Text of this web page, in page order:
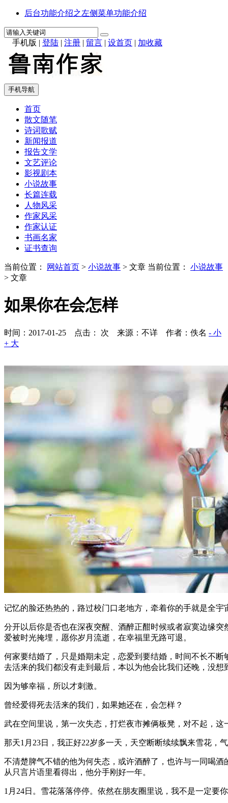
后台功能介绍之左侧菜单功能介绍
手机版 | 登陆 | 注册 | 留言 | 设首页 | 加收藏
手机导航
首页
散文随笔
诗词歌赋
新闻报道
报告文学
文艺评论
影视剧本
小说故事
长篇连载
人物风采
作家风采
作家认证
书画名家
证书查询
当前位置： 网站首页 > 小说故事 > 文章 当前位置： 小说故事
> 文章
如果你在会怎样
时间：2017-01-25 点击： 次 来源：不详 作者：佚名 - 小
+ 大
记忆的脸还热热的，路过校门口老地方，牵着你的手就是全
分开以后你是否也在深夜突醒、酒醉正酣时候或者寂寞边缘
爱被时光掩埋，愿你岁月流逝，在幸福里无路可退。
何家要结婚了，只是婚期未定，恋爱到要结婚，时间不长不
去活来的我们都没有走到最后，本以为他会比我们还晚，没想
因为够幸福，所以才刺激。
曾经爱得死去活来的我们，如果她还在，会怎样？
武在空间里说，第一次失态，打烂夜市摊俩板凳，对不起，这
那天1月23日，我正好22岁多一天，天空断断续续飘来雪花，
不清楚脾气不错的他为何失态，或许酒醉了，也许与一同喝
从只言片语里看得出，他分手刚好一年。
1月24日。雪花落落停停。依然在朋友圈里说，我不是一定要